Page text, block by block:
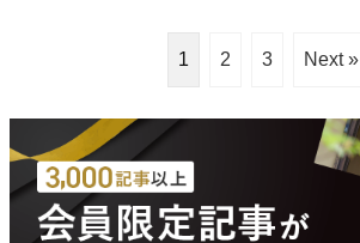
1 2 3 Next »